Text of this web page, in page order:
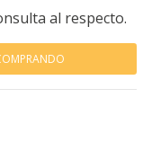
al respecto.